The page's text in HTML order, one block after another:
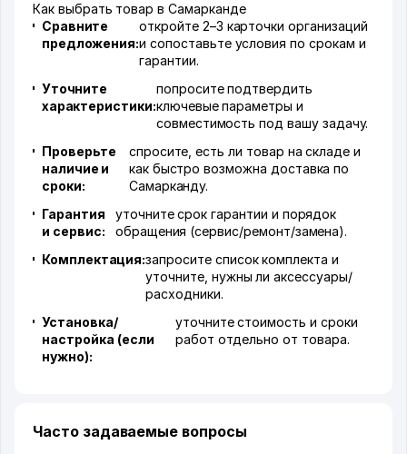
Как выбрать товар в Самарканде
Сравните
предложения:
откройте 2–3 карточки организаций
и сопоставьте условия по срокам и
гарантии.
Уточните
характеристики:
попросите подтвердить
ключевые параметры и
совместимость под вашу задачу.
Проверьте
наличие и
сроки:
спросите, есть ли товар на складе и
как быстро возможна доставка по
Самарканду.
Гарантия
и сервис:
уточните срок гарантии и порядок
обращения (сервис/ремонт/замена).
Комплектация:запросите список комплекта и
уточните, нужны ли аксессуары/
расходники.
Установка/
настройка (если
нужно):
уточните стоимость и сроки
работ отдельно от товара.
Часто задаваемые вопросы